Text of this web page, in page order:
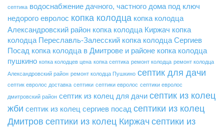
септика водоснабжение дачного, частного дома под ключ
недорого евролос копка колодца копка колодца
Александровский район копка колодца Киржач копка
колодца Переславль-Залесский копка колодца Сергиев
Посад копка колодца в Дмитрове и районе копка колодца
пушкино копка колодцев цена копка септика ремонт колодца ремонт колодца
Александровский район ремонт колодца Пушкино септик для дачи
септик евролос доставка септики септики евролос септики евролос
дмитровский район септик из колец для дачи септик из колец
жби септик из колец сергиев посад септики из колец
Дмитров септики из колец Киржач септики из